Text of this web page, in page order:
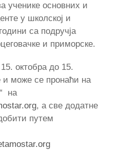
ученике основних и
у школској и
са подручја
и приморске.
октобра до 15.
и може се пронаћи на
на
, а све додатне
путем